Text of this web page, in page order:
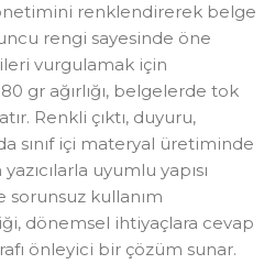
renklendirerek belge
rengi sayesinde öne
vurgulamak için
gr ağırlığı, belgelerde tok
Renkli çıktı, duyuru,
sınıf içi materyal üretiminde
uyumlu yapısı
sorunsuz kullanım
dönemsel ihtiyaçlara cevap
önleyici bir çözüm sunar.